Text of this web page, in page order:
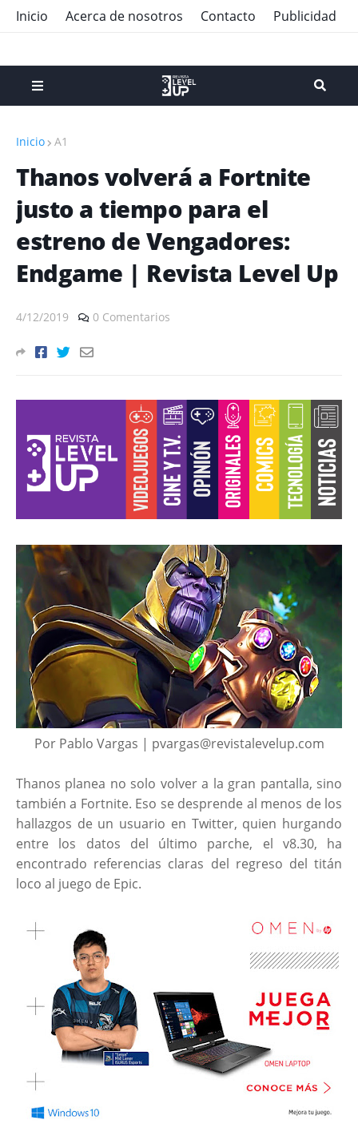
Inicio Acerca de nosotros Contacto Publicidad
Inicio A1
Thanos volverá a Fortnite
justo a tiempo para el
estreno de Vengadores:
Endgame | Revista Level Up
4/12/2019 0 Comentarios
Por Pablo Vargas | pvargas@revistalevelup.com
Thanos planea no solo volver a la gran pantalla, sino
también a Fortnite. Eso se desprende al menos de los
hallazgos de un usuario en Twitter, quien hurgando
entre los datos del último parche, el v8.30, ha
encontrado referencias claras del regreso del titán
loco al juego de Epic.